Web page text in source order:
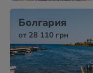
Болгария
от 28 110 грн